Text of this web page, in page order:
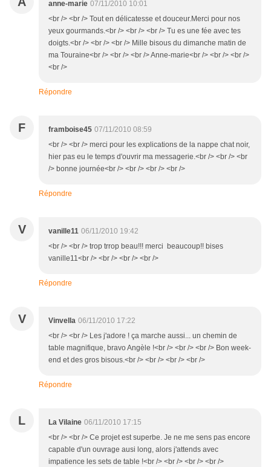
anne-marie 07/11/2010 10:01
<br /> <br /> Tout en délicatesse et douceur.Merci pour nos
yeux gourmands.<br /> <br /> <br /> Tu es une fée avec tes
doigts.<br /> <br /> <br /> Mille bisous du dimanche matin de
ma Touraine<br /> <br /> <br /> Anne-marie<br /> <br /> <br />
<br />
Répondre
F framboise45 07/11/2010 08:59
<br /> <br /> merci pour les explications de la nappe chat noir,
hier pas eu le temps d'ouvrir ma messagerie.<br /> <br /> <br
/> bonne journée<br /> <br /> <br /> <br />
Répondre
V vanille11 06/11/2010 19:42
<br /> <br /> trop trrop beau!!! merci beaucoup!! bises
vanille11<br /> <br /> <br /> <br />
Répondre
V Vinvella 06/11/2010 17:22
<br /> <br /> Les j'adore ! ça marche aussi... un chemin de
table magnifique, bravo Angèle !<br /> <br /> <br /> Bon week-
end et des gros bisous.<br /> <br /> <br /> <br />
Répondre
L La Vilaine 06/11/2010 17:15
<br /> <br /> Ce projet est superbe. Je ne me sens pas encore
capable d'un ouvrage ausi long, alors j'attends avec
impatience les sets de table !<br /> <br /> <br /> <br />